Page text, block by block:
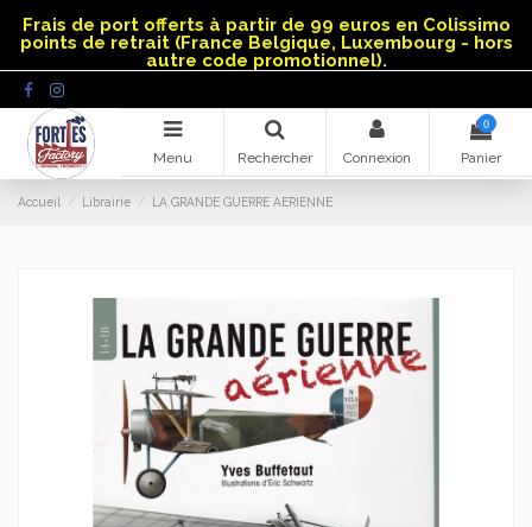
Frais de port offerts à partir de 99 euros en Colissimo
points de retrait (France Belgique, Luxembourg - hors
autre code promotionnel).
Menu Rechercher Connexion
0
Panier
Accueil Librairie LA GRANDE GUERRE AERIENNE